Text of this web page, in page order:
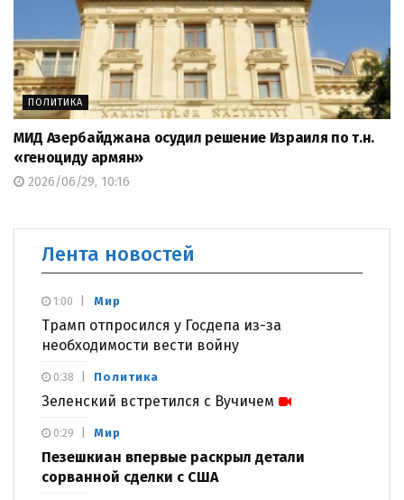
ПОЛИТИКА
МИД Азербайджана осудил решение Израиля по т.н.
«геноциду армян»
2026/06/29, 10:16
Лента новостей
Мир
Трамп отпросился у Госдепа из-за
необходимости вести войну
1:00
Политика
Зеленский встретился с Вучичем
0:38
Мир
Пезешкиан впервые раскрыл детали
сорванной сделки с США
0:29